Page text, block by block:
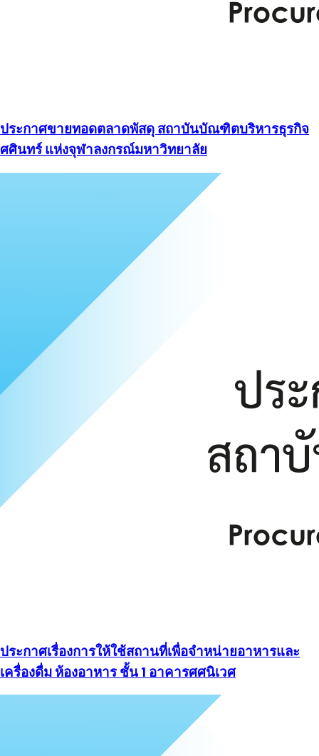
ประกาศขายทอดตลาดพัสดุ สถาบันบัณฑิตบริหารธุรกิจ
ศศินทร์ แห่งจุฬาลงกรณ์มหาวิทยาลัย
ประกาศเรื่องการให้ใช้สถานที่เพื่อจำหน่ายอาหารและ
เครื่องดื่ม ห้องอาหาร ชั้น 1 อาคารศศนิเวศ